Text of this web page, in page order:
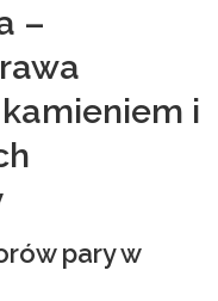
–
i
pary w